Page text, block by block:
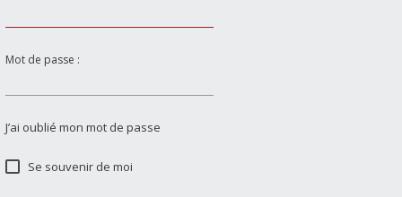
Mot de passe :
J’ai oublié mon mot de passe
Se souvenir de moi